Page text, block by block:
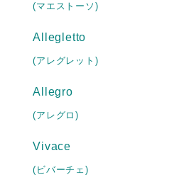
(マエストーソ)
Allegletto
(アレグレット)
Allegro
(アレグロ)
Vivace
(ビバーチェ)